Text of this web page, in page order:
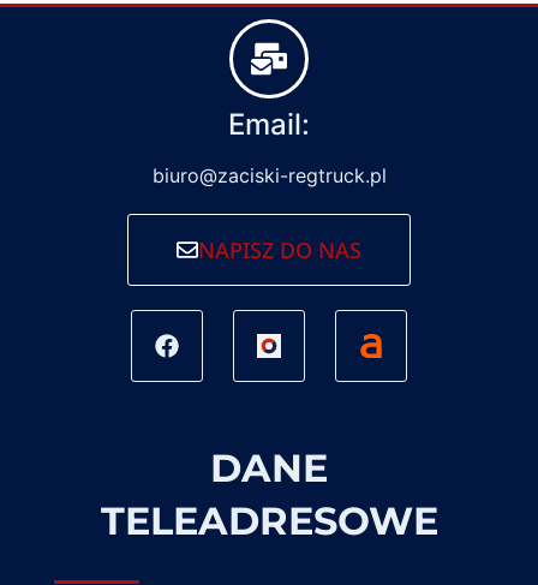
Email:
biuro@zaciski-regtruck.pl
NAPISZ DO NAS
DANE
TELEADRESOWE